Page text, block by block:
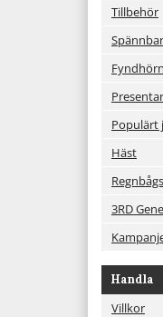
Tillbehör
Populärt
Häst
3RD
Handla
Villkor